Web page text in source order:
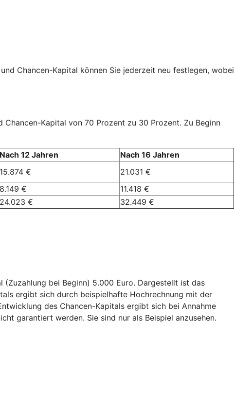
Chancen-Kapital können Sie jederzeit neu festlegen, wobei
Kapital von 70 Prozent zu 30 Prozent. Zu Beginn
Nach 12 Jahren
Nach 16 Jahren
15.874 €
21.031 €
8.149 €
11.418 €
24.023 € 32.449 €
(Zuzahlung bei Beginn) 5.000 Euro. Dargestellt ist das
ergibt sich durch beispielhafte Hochrechnung mit der
des Chancen-Kapitals ergibt sich bei Annahme
garantiert werden. Sie sind nur als Beispiel anzusehen.